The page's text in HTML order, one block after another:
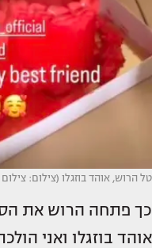
טל הרוש, אוהד בוזגלו (צילום:
כך פתחה הרוש את
אוהד בוזגלו ואני